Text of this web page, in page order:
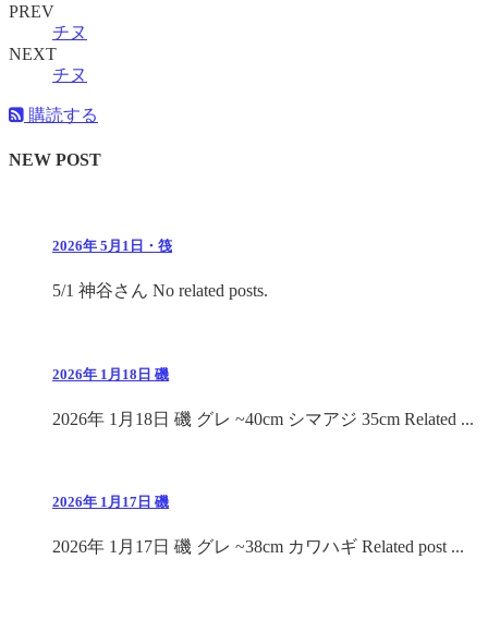
PREV
チヌ
NEXT
チヌ
購読する
NEW POST
2026年 5月1日・筏
5/1 神谷さん No related posts.
2026年 1月18日 磯
2026年 1月18日 磯 グレ ~40cm シマアジ 35cm Related ...
2026年 1月17日 磯
2026年 1月17日 磯 グレ ~38cm カワハギ Related post ...